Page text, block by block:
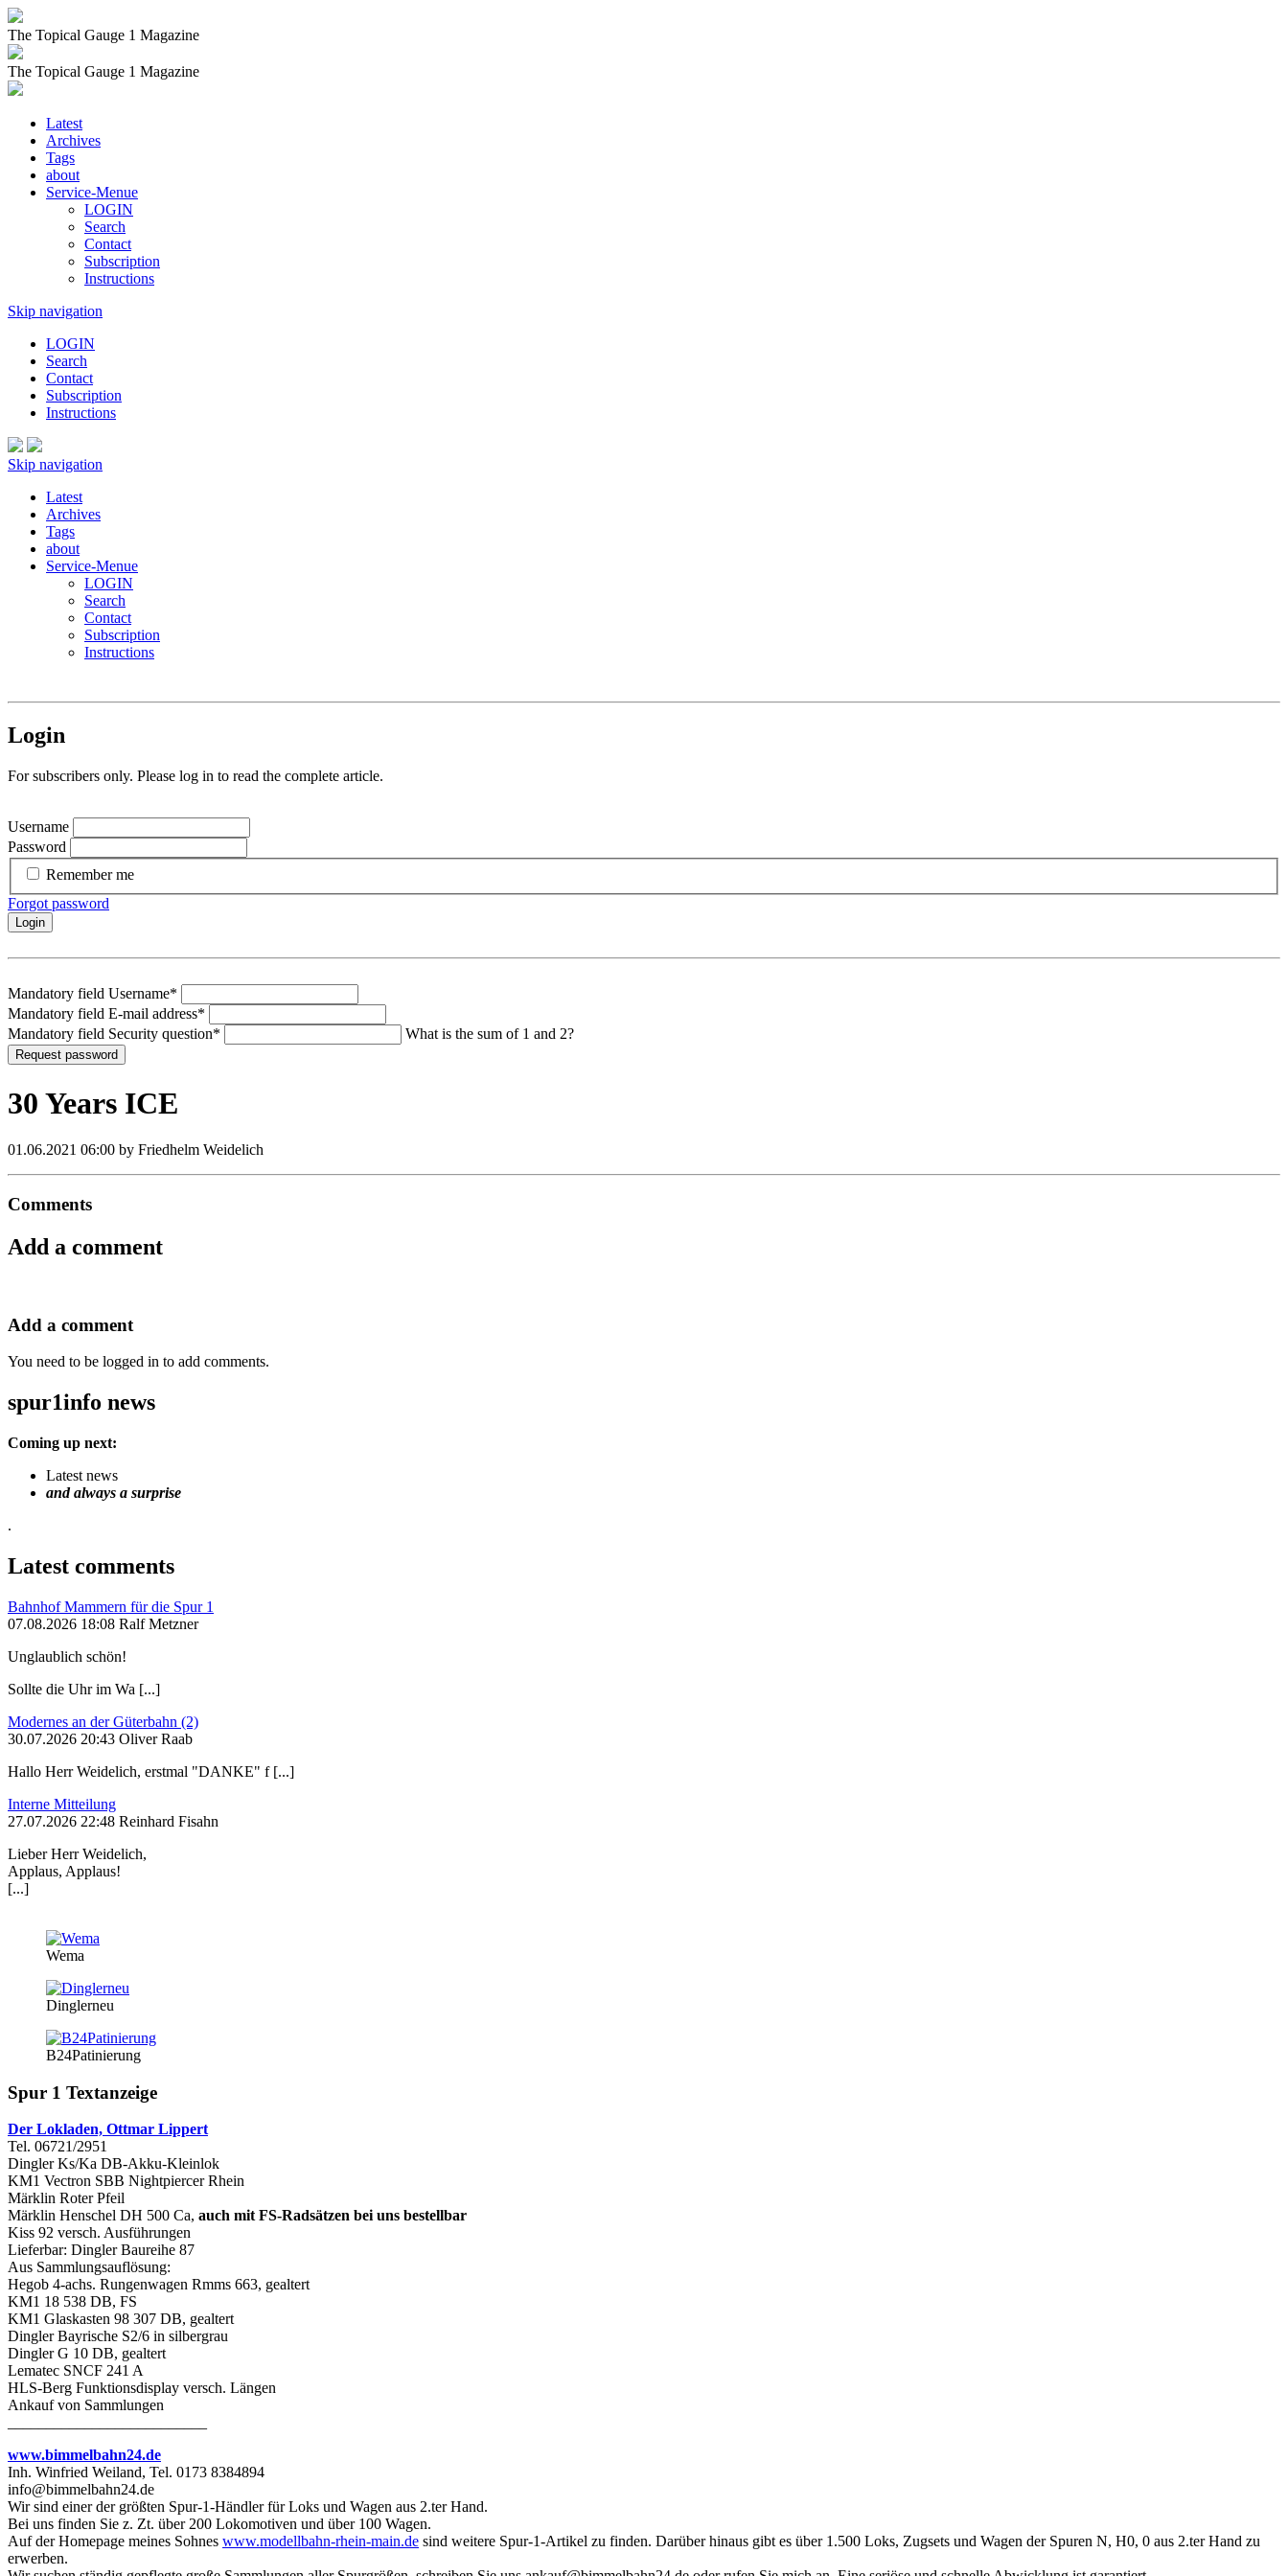
The Topical Gauge 1 Magazine
The Topical Gauge 1 Magazine
Latest
Archives
Tags
about
Service-Menue
LOGIN
Search
Contact
Subscription
Instructions
Skip navigation
LOGIN
Search
Contact
Subscription
Instructions
Skip navigation
Latest
Archives
Tags
about
Service-Menue
LOGIN
Search
Contact
Subscription
Instructions
Login
For subscribers only. Please log in to read the complete article.
Username
Password
Remember me
Forgot password
Login
Mandatory field Username*
Mandatory field E-mail address*
Mandatory field Security question* What is the sum of 1 and 2?
Request password
30 Years ICE
01.06.2021 06:00 by Friedhelm Weidelich
Comments
Add a comment
Add a comment
You need to be logged in to add comments.
spur1info news
Coming up next:
Latest news
and always a surprise
.
Latest comments
Bahnhof Mammern für die Spur 1
07.08.2026 18:08 Ralf Metzner
Unglaublich schön!
Sollte die Uhr im Wa [...]
Modernes an der Güterbahn (2)
30.07.2026 20:43 Oliver Raab
Hallo Herr Weidelich, erstmal "DANKE" f [...]
Interne Mitteilung
27.07.2026 22:48 Reinhard Fisahn
Lieber Herr Weidelich,
Applaus, Applaus!
[...]
Wema
Dinglerneu
B24Patinierung
Spur 1 Textanzeige
Der Lokladen, Ottmar Lippert
Tel. 06721/2951
Dingler Ks/Ka DB-Akku-Kleinlok
KM1 Vectron SBB Nightpiercer Rhein
Märklin Roter Pfeil
Märklin Henschel DH 500 Ca, auch mit FS-Radsätzen bei uns bestellbar
Kiss 92 versch. Ausführungen
Lieferbar: Dingler Baureihe 87
Aus Sammlungsauflösung:
Hegob 4-achs. Rungenwagen Rmms 663, gealtert
KM1 18 538 DB, FS
KM1 Glaskasten 98 307 DB, gealtert
Dingler Bayrische S2/6 in silbergrau
Dingler G 10 DB, gealtert
Lematec SNCF 241 A
HLS-Berg Funktionsdisplay versch. Längen
Ankauf von Sammlungen
www.bimmelbahn24.de
Inh. Winfried Weiland, Tel. 0173 8384894
info@bimmelbahn24.de
Wir sind einer der größten Spur-1-Händler für Loks und Wagen aus 2.ter Hand.
Bei uns finden Sie z. Zt. über 200 Lokomotiven und über 100 Wagen.
Auf der Homepage meines Sohnes www.modellbahn-rhein-main.de sind weitere Spur-1-Artikel zu finden. Darüber hinaus gibt es über 1.500 Loks, Zugsets und Wagen der Spuren N, H0, 0 aus 2.ter Hand zu
erwerben.